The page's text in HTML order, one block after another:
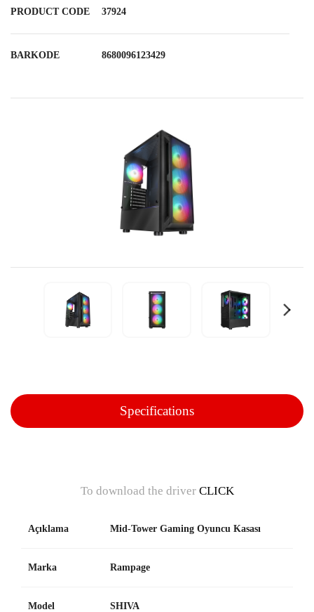
PRODUCT CODE 37924
BARKODE 8680096123429
Specifications
To download the driver CLICK
Açıklama Mid-Tower Gaming Oyuncu Kasası
Marka Rampage
Model SHIVA